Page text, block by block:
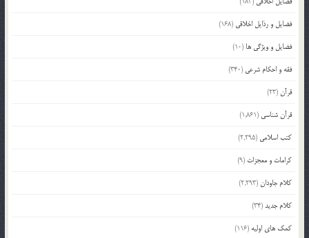
فضایل و رذایل اخلاقی (168)
فضایل و ویژگی ها (10)
فقه و احکام شرعی (340)
قرآن(23)
قرآن شناسی (1,861)
کتب اسلامی (2,295)
کرامات و معجزات (9)
کلام جاودان(2,293)
کلام جدید(34)
کمک های اولیه (116)